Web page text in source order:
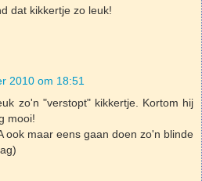
dat kikkertje zo leuk!
2010 om 18:51
zo'n "verstopt" kikkertje. Kortom hij
mooi!
ook maar eens gaan doen zo'n blinde